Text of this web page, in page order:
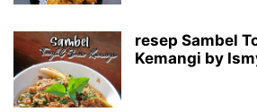
resep Sambel
Kemangi by